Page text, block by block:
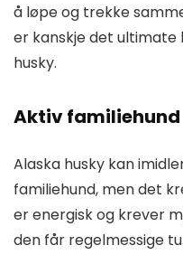
å løpe og trekke
er kanskje det
husky.
Aktiv familiehund
Alaska husky kan
familiehund, men det
er energisk og krever
den får regelmessige